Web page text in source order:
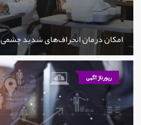
امکان درمان انحراف‌های شدید چشمی
رپورتاژ آگهی